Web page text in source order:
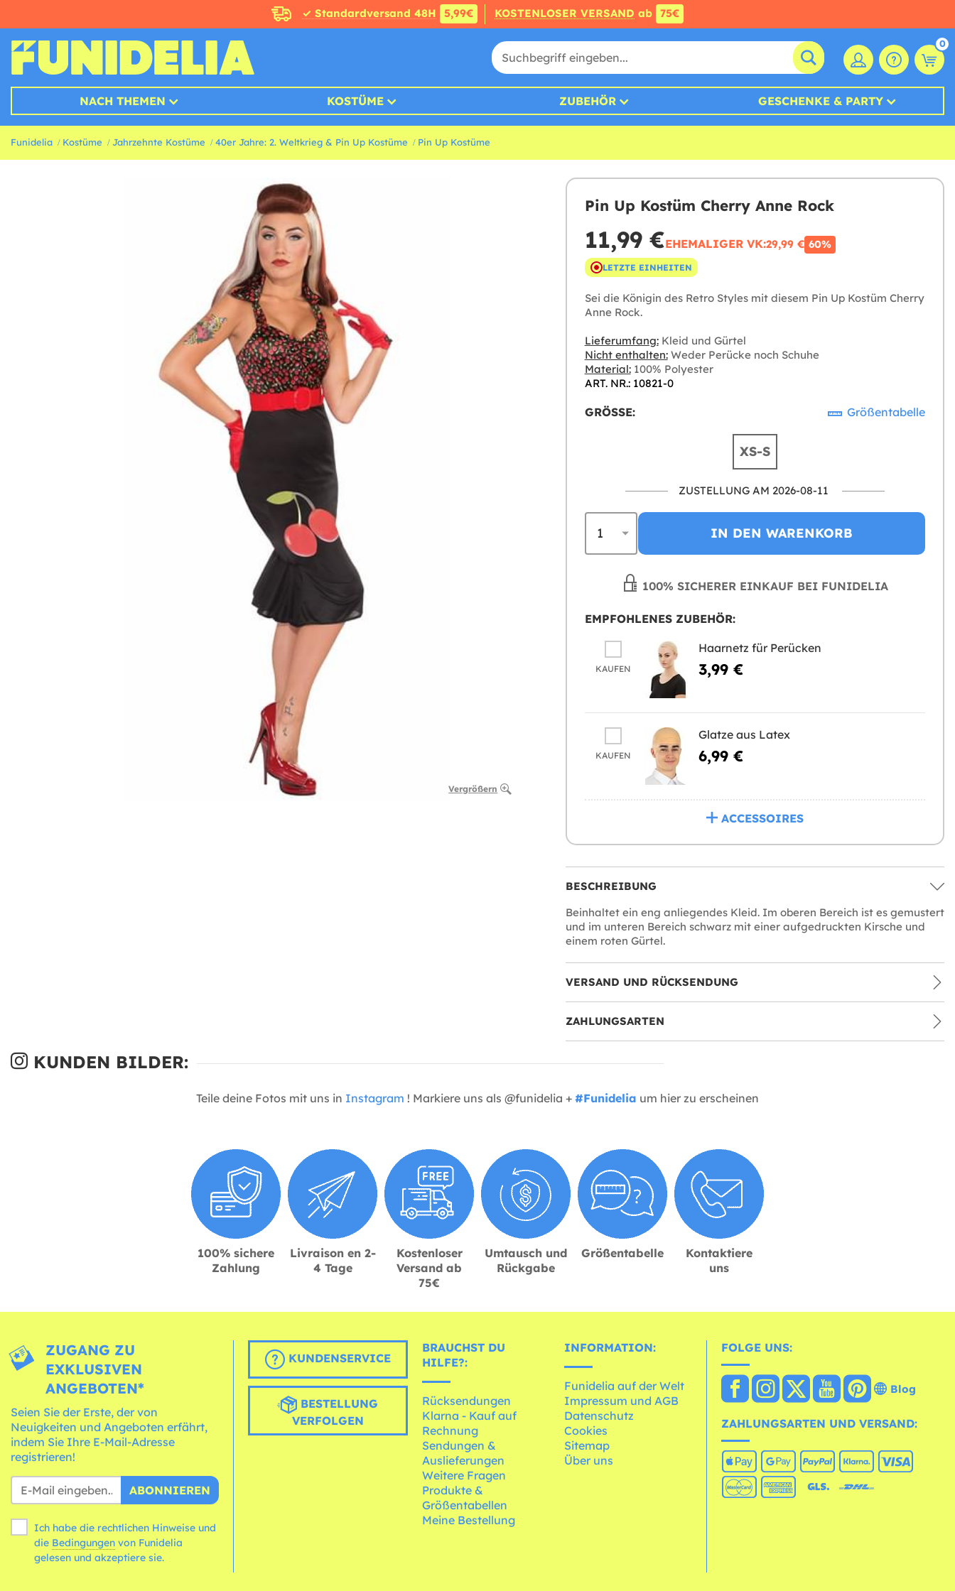
✓ Standardversand 48H 5,99€ KOSTENLOSER VERSAND ab 75€
0
NACH THEMEN KOSTÜME ZUBEHÖR GESCHENKE & PARTY
Funidelia Kostüme Jahrzehnte Kostüme 40er Jahre: 2. Weltkrieg & Pin Up Kostüme Pin Up Kostüme
Vergrößern
Pin Up Kostüm Cherry Anne Rock
11,99 €EHEMALIGER VK:29,99 € 60%
LETZTE EINHEITEN
Sei die Königin des Retro Styles mit diesem Pin Up Kostüm Cherry
Anne Rock.
Lieferumfang:Kleid und Gürtel
Nicht enthalten:Weder Perücke noch Schuhe
Material:100% Polyester
ART. NR.: 10821-0
GRÖSSE: Größentabelle
XS-S
ZUSTELLUNG AM 2026-08-11
IN DEN WARENKORB
100% SICHERER EINKAUF BEI FUNIDELIA
EMPFOHLENES ZUBEHÖR:
KAUFEN
Haarnetz für Perücken
3,99 €
KAUFEN
Glatze aus Latex
6,99 €
ACCESSOIRES
BESCHREIBUNG
Beinhaltet ein eng anliegendes Kleid. Im oberen Bereich ist es gemustert
und im unteren Bereich schwarz mit einer aufgedruckten Kirsche und
einem roten Gürtel.
VERSAND UND RÜCKSENDUNG
ZAHLUNGSARTEN
KUNDEN BILDER:
Teile deine Fotos mit uns in Instagram ! Markiere uns als @funidelia + #Funidelia um hier zu erscheinen
100% sichere
Zahlung
Livraison en 2-
4 Tage
Kostenloser
Versand ab
75€
Umtausch und
Rückgabe
Größentabelle
Kontaktiere
uns
ZUGANG ZU
EXKLUSIVEN
ANGEBOTEN*
Seien Sie der Erste, der von
Neuigkeiten und Angeboten erfährt,
indem Sie Ihre E-Mail-Adresse
registrieren!
ABONNIEREN
Ich habe die rechtlichen Hinweise und
die Bedingungen
gelesen und akzeptiere sie.
KUNDENSERVICE
BESTELLUNG
VERFOLGEN
BRAUCHST DU
HILFE?:
Rücksendungen
Klarna - Kauf auf
Rechnung
Sendungen &
Auslieferungen
Weitere Fragen
Produkte &
Größentabellen
Meine Bestellung
INFORMATION:
Funidelia auf der Welt
Impressum und AGB
Datenschutz
Cookies
Sitemap
Über uns
FOLGE UNS:
Blog
ZAHLUNGSARTEN UND VERSAND: